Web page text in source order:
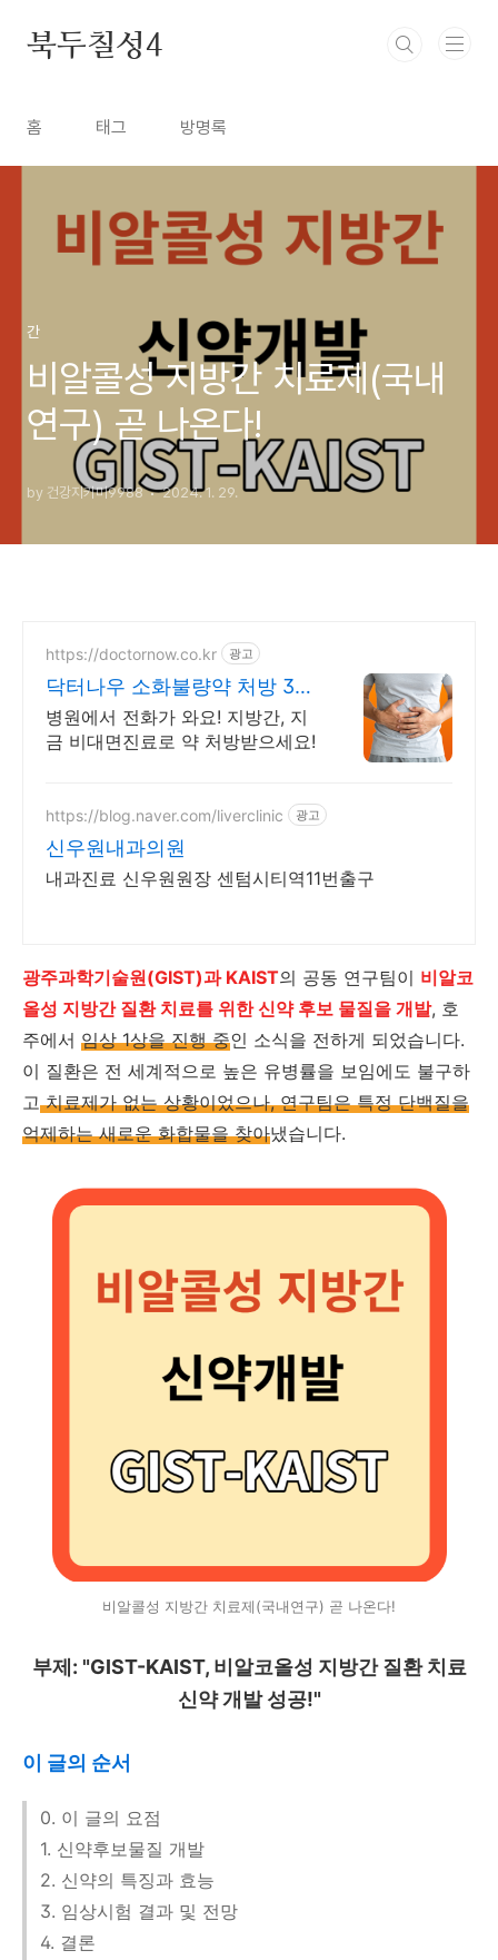
북두칠성4
홈 태그 방명록
간
비알콜성 지방간 치료제(국내
연구) 곧 나온다!
by 건강지키미9988 2024. 1. 29.
https://doctornow.co.kr 광고
닥터나우 소화불량약 처방 365
일 24시간 진료가능
병원에서 전화가 와요! 지방간, 지
금 비대면진료로 약 처방받으세요!
https://blog.naver.com/liverclinic 광고
신우원내과의원
내과진료 신우원원장 센텀시티역11번출구
광주과학기술원(GIST)과 KAIST의 공동 연구팀이 비알코
올성 지방간 질환 치료를 위한 신약 후보 물질을 개발, 호
주에서 임상 1상을 진행 중인 소식을 전하게 되었습니다.
이 질환은 전 세계적으로 높은 유병률을 보임에도 불구하
고치료제가 없는 상황이었으나, 연구팀은 특정 단백질을
억제하는 새로운 화합물을 찾아냈습니다.
비알콜성 지방간 치료제(국내연구) 곧 나온다!
부제: "GIST-KAIST, 비알코올성 지방간 질환 치료
신약 개발 성공!"
이 글의 순서
0. 이 글의 요점
1. 신약후보물질 개발
2. 신약의 특징과 효능
3. 임상시험 결과 및 전망
4. 결론